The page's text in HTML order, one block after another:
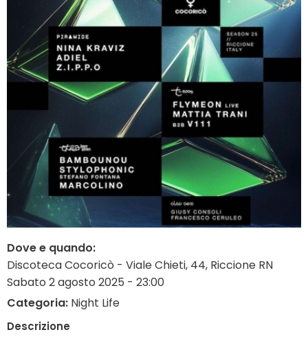
Dove e quando:
Discoteca Cocoricò - Viale Chieti, 44, Riccione RN
Sabato 2 agosto 2025 - 23:00
Categoria: Night Life
Descrizione